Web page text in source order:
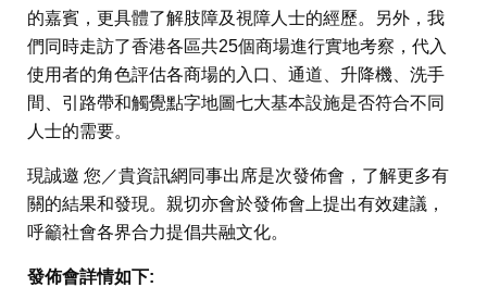
的嘉賓，更具體了解肢障及視障人士的經歷。另外，我
們同時走訪了香港各區共25個商場進行實地考察，代入
使用者的角色評估各商場的入口、通道、升降機、洗手
間、引路帶和觸覺點字地圖七大基本設施是否符合不同
人士的需要。
現誠邀 您／貴資訊網同事出席是次發佈會，了解更多有
關的結果和發現。親切亦會於發佈會上提出有效建議，
呼籲社會各界合力提倡共融文化。
發佈會詳情如下: